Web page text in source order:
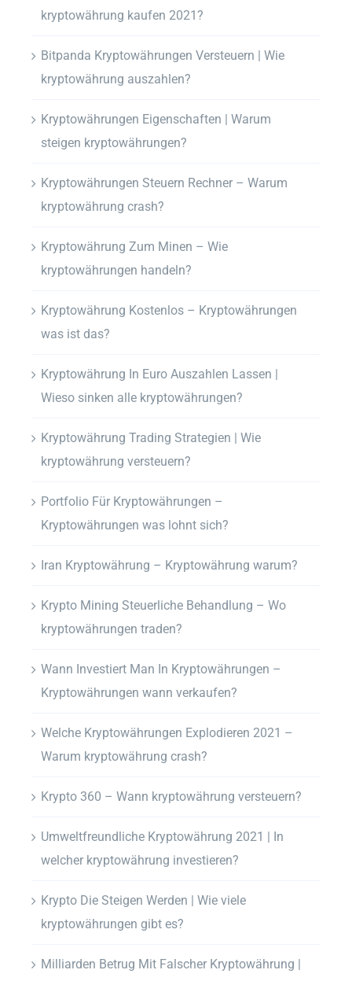
kryptowährung kaufen 2021?
Bitpanda Kryptowährungen Versteuern | Wie
kryptowährung auszahlen?
Kryptowährungen Eigenschaften | Warum
steigen kryptowährungen?
Kryptowährungen Steuern Rechner – Warum
kryptowährung crash?
Kryptowährung Zum Minen – Wie
kryptowährungen handeln?
Kryptowährung Kostenlos – Kryptowährungen
was ist das?
Kryptowährung In Euro Auszahlen Lassen |
Wieso sinken alle kryptowährungen?
Kryptowährung Trading Strategien | Wie
kryptowährung versteuern?
Portfolio Für Kryptowährungen –
Kryptowährungen was lohnt sich?
Iran Kryptowährung – Kryptowährung warum?
Krypto Mining Steuerliche Behandlung – Wo
kryptowährungen traden?
Wann Investiert Man In Kryptowährungen –
Kryptowährungen wann verkaufen?
Welche Kryptowährungen Explodieren 2021 –
Warum kryptowährung crash?
Krypto 360 – Wann kryptowährung versteuern?
Umweltfreundliche Kryptowährung 2021 | In
welcher kryptowährung investieren?
Krypto Die Steigen Werden | Wie viele
kryptowährungen gibt es?
Milliarden Betrug Mit Falscher Kryptowährung |